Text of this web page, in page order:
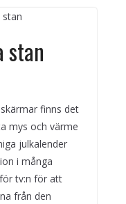
i olika
formar
och
Den
öppnar nya
stan
finns det
mys och värme
julkalender
i många
tv:n för att
från den